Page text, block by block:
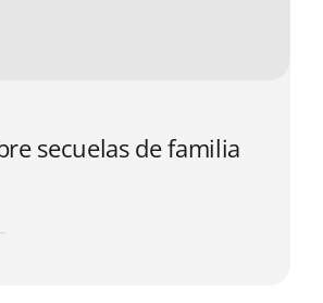
secuelas de familia